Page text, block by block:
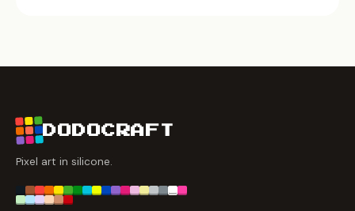
DODOCRAFT
Pixel art in silicone.